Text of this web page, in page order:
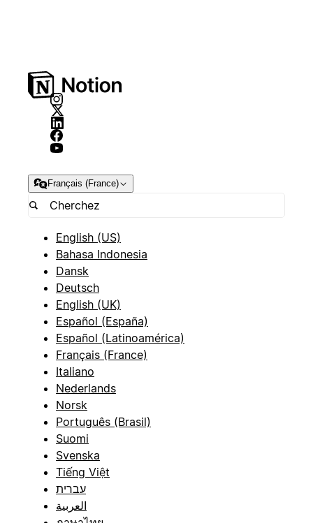
Français (France)
English (US)
Bahasa Indonesia
Dansk
Deutsch
English (UK)
Español (España)
Español (Latinoamérica)
Français (France)
Italiano
Nederlands
Norsk
Português (Brasil)
Suomi
Svenska
Tiếng Việt
עברית
العربية